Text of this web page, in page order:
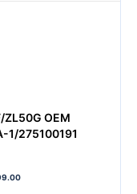
OEM
1/275100191